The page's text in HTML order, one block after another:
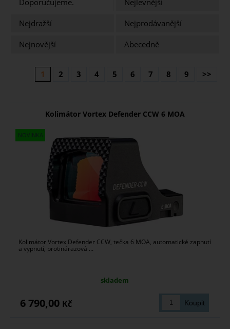
Nejdražší
Nejprodávanější
Nejnovější
Abecedně
1 2 3 4 5 6 7 8 9 >>
Kolimátor Vortex Defender CCW 6 MOA
Kolimátor Vortex Defender CCW, tečka 6 MOA, automatické zapnutí
a vypnutí, protinárazová ...
skladem
6 790,00 Kč